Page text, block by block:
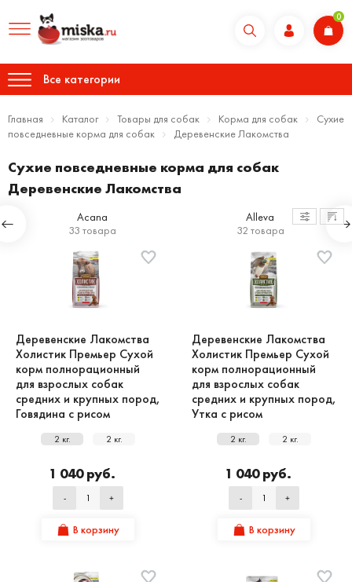
0
Все категории
Главная Каталог Товары для собак Корма для собак
Сухие
повседневные корма для собак
Деревенские Лакомства
Сухие повседневные корма для собак
Деревенские Лакомства
Acana
33 товара
Alleva
32 товара
Деревенские Лакомства
Холистик Премьер Сухой
корм полнорационный
для взрослых собак
средних и крупных пород,
Говядина с рисом
2 кг. 2 кг.
1 040 руб.
- +
В корзину
Деревенские Лакомства
Холистик Премьер Сухой
корм полнорационный
для взрослых собак
средних и крупных пород,
Утка с рисом
2 кг. 2 кг.
1 040 руб.
- +
В корзину